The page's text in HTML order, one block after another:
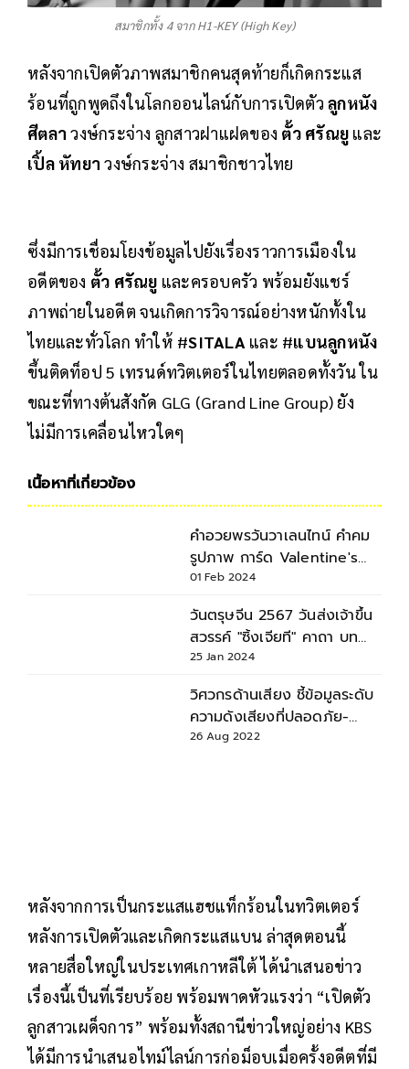
สมาชิกทั้ง 4 จาก H1-KEY (High Key)
หลังจากเปิดตัวภาพสมาชิกคนสุดท้ายก็เกิดกระแส
ร้อนที่ถูกพูดถึงในโลกออนไลน์กับการเปิดตัว ลูกหนัง
ศีตลา วงษ์กระจ่าง ลูกสาวฝาแฝดของ ตั้ว ศรัณยู และ
เปิ้ล หัทยาวงษ์กระจ่าง สมาชิกชาวไทย
ซึ่งมีการเชื่อมโยงข้อมูลไปยังเรื่องราวการเมืองใน
อดีตของ ตั้ว ศรัณยู และครอบครัว พร้อมยังแชร์
ภาพถ่ายในอดีต จนเกิดการวิจารณ์อย่างหนักทั้งใน
ไทยและทั่วโลก ทำให้ #SITALA และ #แบนลูกหนัง
ขึ้นติดท็อป 5 เทรนด์ทวิตเตอร์ในไทยตลอดทั้งวัน ใน
ขณะที่ทางต้นสังกัด GLG (Grand Line Group) ยัง
ไม่มีการเคลื่อนไหวใดๆ
เนื้อหาที่เกี่ยวข้อง
คำอวยพรวันวาเลนไทน์ คำคม
รูปภาพ การ์ด Valentine's
Day 2024
01 Feb 2024
วันตรุษจีน 2567 วันส่งเจ้าขึ้น
สวรรค์ "ซิ้งเจียที" คาถา บท
สวด ขั้นตอนการไหว้
25 Jan 2024
วิศวกรด้านเสียง ชี้ข้อมูลระดับ
ความดังเสียงที่ปลอดภัย-
อันตรายต่อสุขภาพ
26 Aug 2022
หลังจากการเป็นกระแสแฮชแท็กร้อนในทวิตเตอร์
หลังการเปิดตัวและเกิดกระแสแบน ล่าสุดตอนนี้
หลายสื่อใหญ่ในประเทศเกาหลีใต้ ได้นำเสนอข่าว
เรื่องนี้เป็นที่เรียบร้อย พร้อมพาดหัวแรงว่า “เปิดตัว
ลูกสาวเผด็จการ” พร้อมทั้งสถานีข่าวใหญ่อย่าง KBS
ได้มีการนำเสนอไทม์ไลน์การก่อม็อบเมื่อครั้งอดีตที่มี